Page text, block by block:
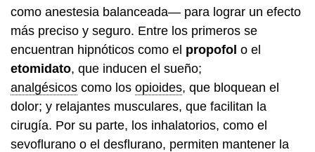
como anestesia balanceada— para lograr un efecto
más preciso y seguro. Entre los primeros se
encuentran hipnóticos como el propofol o el
etomidato, que inducen el sueño;
analgésicos como los opioides, que bloquean el
dolor; y relajantes musculares, que facilitan la
cirugía. Por su parte, los inhalatorios, como el
sevoflurano o el desflurano, permiten mantener la